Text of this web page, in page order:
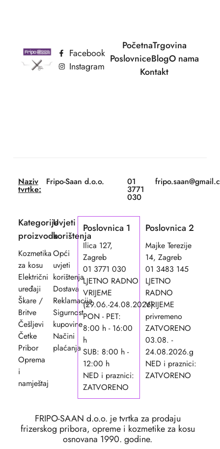
PočetnaTrgovina
PoslovniceBlogO nama
Kontakt
Facebook
Instagram
Naziv
tvrtke:
Fripo-Saan d.o.o. 01
3771
030
Kategorije
proizvoda
Kozmetika
za kosu
Električni
uređaji
Škare /
Britve
Češljevi
Četke
Pribor
Oprema
i
namještaj
Uvjeti
korištenja
Opći
uvjeti
korištenja
Dostava
Reklamacija
Sigurnost
kupovine
Načini
plaćanja
Poslovnica 1
Ilica 127,
Zagreb
01 3771 030
LJETNO RADNO
VRIJEME
(29.06.-24.08.2026)
PON - PET:
8:00 h - 16:00
h
SUB: 8:00 h -
12:00 h
NED i praznici:
ZATVORENO
Poslovnica 2
Majke Terezije
14, Zagreb
01 3483 145
LJETNO
RADNO
VRIJEME
privremeno
ZATVORENO
03.08. -
24.08.2026.g
NED i praznici:
ZATVORENO
FRIPO-SAAN d.o.o. je tvrtka za prodaju
frizerskog pribora, opreme i kozmetike za kosu
osnovana 1990. godine.